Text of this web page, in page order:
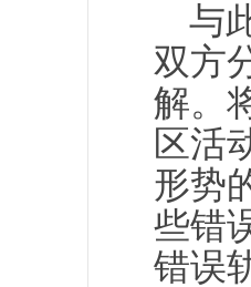
与
双方
解。
区活
形势
些错
错误